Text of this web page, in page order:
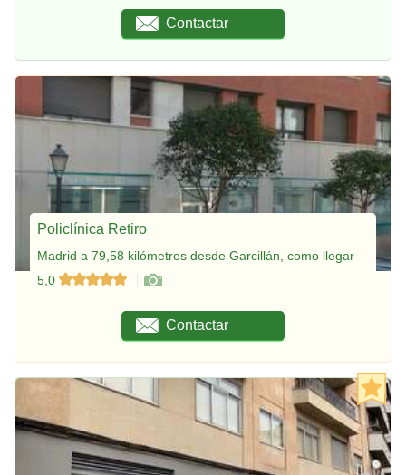
Contactar
Policlínica Retiro
Madrid a 79,58 kilómetros desde Garcillán, como llegar
5,0
Contactar